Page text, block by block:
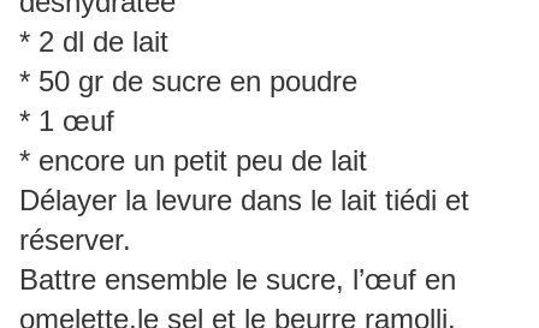
* 2 dl de lait
* 50 gr de sucre en poudre
* 1 œuf
* encore un petit peu de lait
Délayer la levure dans le lait tiédi et
réserver.
Battre ensemble le sucre, l’œuf en
omelette,le sel et le beurre ramolli.